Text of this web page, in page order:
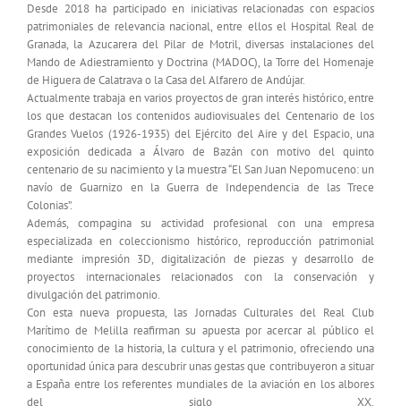
Desde 2018 ha participado en iniciativas relacionadas con espacios
patrimoniales de relevancia nacional, entre ellos el Hospital Real de
Granada, la Azucarera del Pilar de Motril, diversas instalaciones del
Mando de Adiestramiento y Doctrina (MADOC), la Torre del Homenaje
de Higuera de Calatrava o la Casa del Alfarero de Andújar.
Actualmente trabaja en varios proyectos de gran interés histórico, entre
los que destacan los contenidos audiovisuales del Centenario de los
Grandes Vuelos (1926-1935) del Ejército del Aire y del Espacio, una
exposición dedicada a Álvaro de Bazán con motivo del quinto
centenario de su nacimiento y la muestra “El San Juan Nepomuceno: un
navío de Guarnizo en la Guerra de Independencia de las Trece
Colonias”.
Además, compagina su actividad profesional con una empresa
especializada en coleccionismo histórico, reproducción patrimonial
mediante impresión 3D, digitalización de piezas y desarrollo de
proyectos internacionales relacionados con la conservación y
divulgación del patrimonio.
Con esta nueva propuesta, las Jornadas Culturales del Real Club
Marítimo de Melilla reafirman su apuesta por acercar al público el
conocimiento de la historia, la cultura y el patrimonio, ofreciendo una
oportunidad única para descubrir unas gestas que contribuyeron a situar
a España entre los referentes mundiales de la aviación en los albores
del siglo XX.